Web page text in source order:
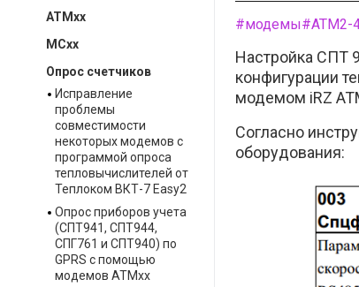
ATMxx
MCxx
Опрос счетчиков
Исправление
проблемы
совместимости
некоторых модемов с
программой опроса
тепловычислителей от
Теплоком ВКТ-7 Easy2
Опрос приборов учета
(СПТ941, СПТ944,
СПГ761 и СПТ940) по
GPRS с помощью
модемов ATMxx
#модемы#ATM2-
Настройка СПТ
конфигурации
модемом iRZ
Согласно
оборудования: